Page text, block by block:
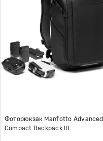
Фоторюкзак Manfotto Advanced
Compact Backpack III